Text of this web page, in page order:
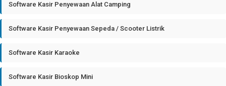
Software Kasir Penyewaan Alat Camping
Software Kasir Penyewaan Sepeda / Scooter Listrik
Software Kasir Karaoke
Software Kasir Bioskop Mini